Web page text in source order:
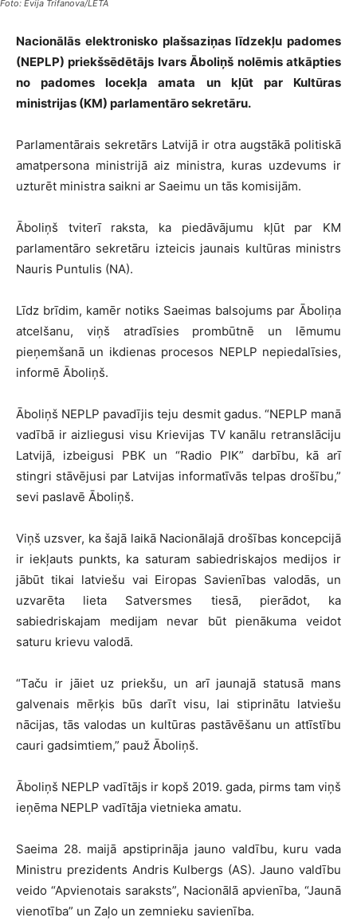
Foto: Evija Trifanova/LETA
Nacionālās elektronisko plašsaziņas līdzekļu padomes
(NEPLP) priekšsēdētājs Ivars Āboliņš nolēmis atkāpties
no padomes locekļa amata un kļūt par Kultūras
ministrijas (KM) parlamentāro sekretāru.
Parlamentārais sekretārs Latvijā ir otra augstākā politiskā
amatpersona ministrijā aiz ministra, kuras uzdevums ir
uzturēt ministra saikni ar Saeimu un tās komisijām.
Āboliņš tviterī raksta, ka piedāvājumu kļūt par KM
parlamentāro sekretāru izteicis jaunais kultūras ministrs
Nauris Puntulis (NA).
Līdz brīdim, kamēr notiks Saeimas balsojums par Āboliņa
atcelšanu, viņš atradīsies prombūtnē un lēmumu
pieņemšanā un ikdienas procesos NEPLP nepiedalīsies,
informē Āboliņš.
Āboliņš NEPLP pavadījis teju desmit gadus. “NEPLP manā
vadībā ir aizliegusi visu Krievijas TV kanālu retranslāciju
Latvijā, izbeigusi PBK un “Radio PIK” darbību, kā arī
stingri stāvējusi par Latvijas informatīvās telpas drošību,”
sevi paslavē Āboliņš.
Viņš uzsver, ka šajā laikā Nacionālajā drošības koncepcijā
ir iekļauts punkts, ka saturam sabiedriskajos medijos ir
jābūt tikai latviešu vai Eiropas Savienības valodās, un
uzvarēta lieta Satversmes tiesā, pierādot, ka
sabiedriskajam medijam nevar būt pienākuma veidot
saturu krievu valodā.
“Taču ir jāiet uz priekšu, un arī jaunajā statusā mans
galvenais mērķis būs darīt visu, lai stiprinātu latviešu
nācijas, tās valodas un kultūras pastāvēšanu un attīstību
cauri gadsimtiem,” pauž Āboliņš.
Āboliņš NEPLP vadītājs ir kopš 2019. gada, pirms tam viņš
ieņēma NEPLP vadītāja vietnieka amatu.
Saeima 28. maijā apstiprināja jauno valdību, kuru vada
Ministru prezidents Andris Kulbergs (AS). Jauno valdību
veido “Apvienotais saraksts”, Nacionālā apvienība, “Jaunā
vienotība” un Zaļo un zemnieku savienība.